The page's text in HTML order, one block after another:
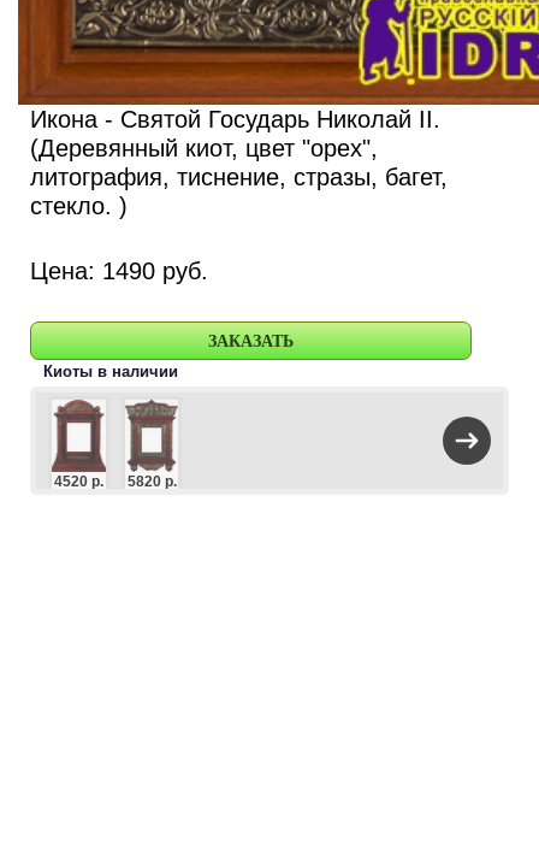
Икона - Святой Государь Николай II.
(Деревянный киот, цвет "орех",
литография, тиснение, стразы, багет,
стекло. )
Цена: 1490 руб.
Киоты в наличии
4520 р. 5820 р.